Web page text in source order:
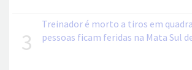
3
Treinador é morto a tiros em
pessoas ficam feridas na Mata Sul